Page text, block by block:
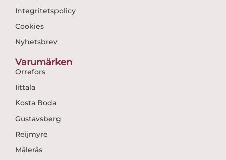
Integritetspolicy
Cookies
Nyhetsbrev
Varumärken
Orrefors
Iittala
Kosta Boda
Gustavsberg
Reijmyre
Målerås